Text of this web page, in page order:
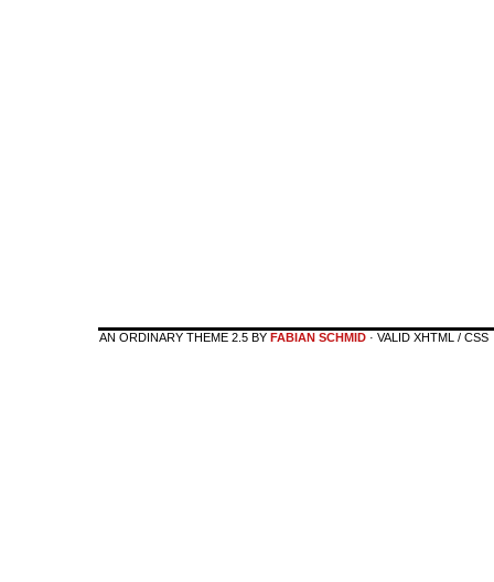
AN ORDINARY THEME 2.5 BY FABIAN SCHMID · VALID XHTML / CSS